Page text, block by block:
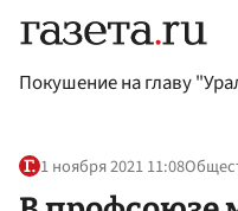
Покушение на главу
1 ноября 2021 11:08